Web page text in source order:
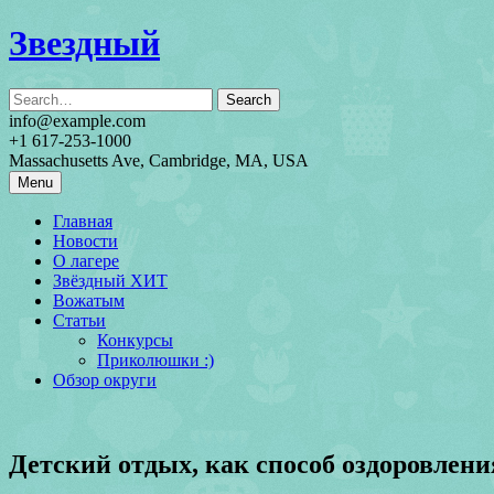
Skip
to
Звездный
info@example.com
+1 617-253-1000
Massachusetts Ave, Cambridge, MA, USA
Menu
Главная
Новости
О лагере
Звёздный ХИТ
Вожатым
Статьи
Конкурсы
Приколюшки :)
Обзор округи
Детский отдых, как способ